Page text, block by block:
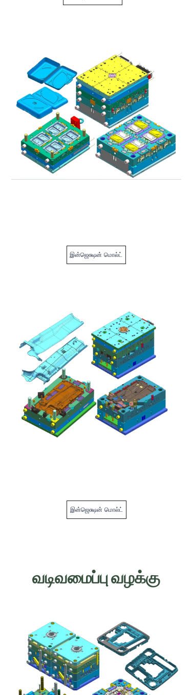
இன்ஜெக்ஷன் மொல்ட்
இன்ஜெக்ஷன் மொல்ட்
வடிவமைப்பு வழக்கு